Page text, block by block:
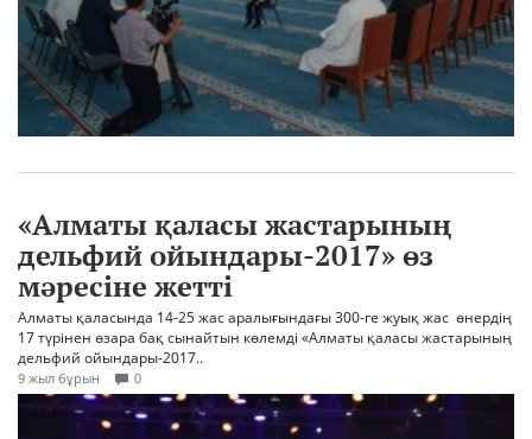
«Алматы қаласы жастарының
дельфий ойындары-2017» өз
мәресіне жетті
Алматы қаласында 14-25 жас аралығындағы 300-ге жуық жас өнердің
17 түрінен өзара бақ сынайтын көлемді «Алматы қаласы жастарының
дельфий ойындары-2017..
9 жыл бұрын 0